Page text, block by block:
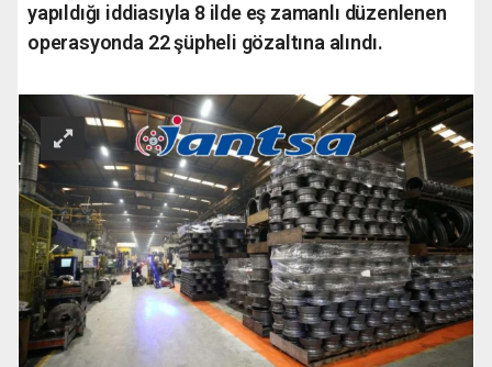
yapıldığı iddiasıyla 8 ilde eş zamanlı düzenlenen
operasyonda 22 şüpheli gözaltına alındı.